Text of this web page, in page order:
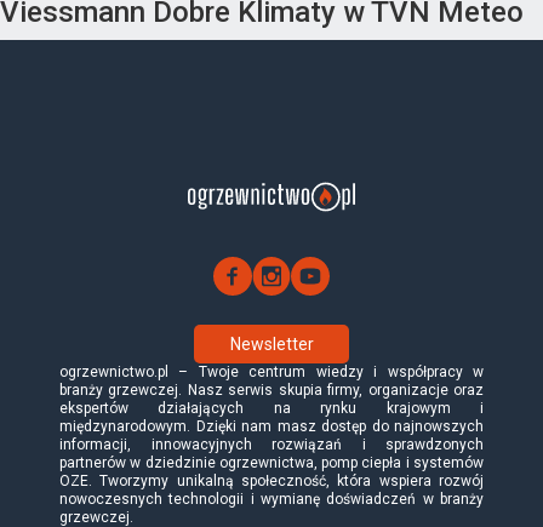
Viessmann Dobre Klimaty w TVN Meteo
Newsletter
ogrzewnictwo.pl – Twoje centrum wiedzy i współpracy w
branży grzewczej. Nasz serwis skupia firmy, organizacje oraz
ekspertów działających na rynku krajowym i
międzynarodowym. Dzięki nam masz dostęp do najnowszych
informacji, innowacyjnych rozwiązań i sprawdzonych
partnerów w dziedzinie ogrzewnictwa, pomp ciepła i systemów
OZE. Tworzymy unikalną społeczność, która wspiera rozwój
nowoczesnych technologii i wymianę doświadczeń w branży
grzewczej.